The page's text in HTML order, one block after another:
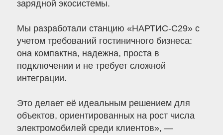
зарядной экосистемы.
Мы разработали станцию «НАРТИС-С29» с
учетом требований гостиничного бизнеса:
она компактна, надежна, проста в
подключении и не требует сложной
интеграции.
Это делает её идеальным решением для
объектов, ориентированных на рост числа
электромобилей среди клиентов», —